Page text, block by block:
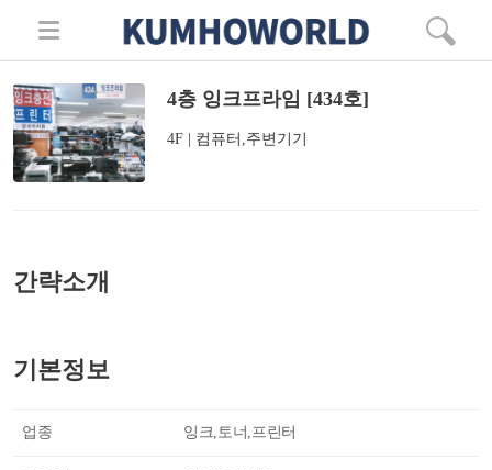
4층 잉크프라임 [434호]
4F | 컴퓨터,주변기기
간략소개
기본정보
업종 잉크,토너,프린터